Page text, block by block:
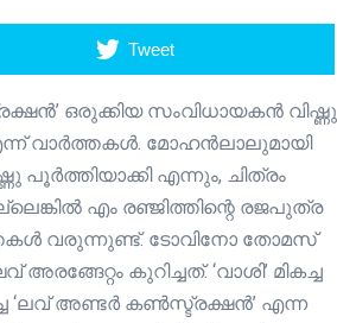
Tweet
ഒരുക്കിയ സംവിധായകൻ വിഷ്ണു
വാർത്തകൾ. മോഹൻലാലുമായി
പൂർത്തിയാക്കി എന്നും, ചിത്രം
എം രഞ്ജിത്തിന്റെ രജപുത്ര
വരുന്നുണ്ട്. ടോവിനോ തോമസ്
കുറിച്ചത്. ‘വാശി’ മികച്ച
‘ലവ് അണ്ടർ കൺസ്ട്രക്ഷൻ’ എന്ന